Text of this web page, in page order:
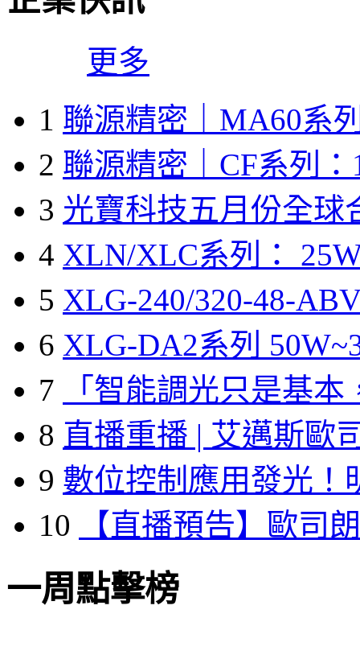
更多
1 聯源精密｜MA60系
2 聯源精密｜CF系列：
3 光寶科技五月份全球
4 XLN/XLC系列：
5 XLG-240/320-48-
6 XLG-DA2系列
7
「智能調光只是基本
8 直播重播 | 艾邁斯歐
9 數位控制應用發光！
10
【直播預告】歐司
一周點擊榜